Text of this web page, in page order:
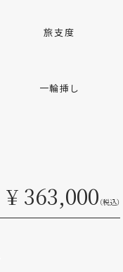
旅支度
一輪挿し
¥ 363,000 （税込）